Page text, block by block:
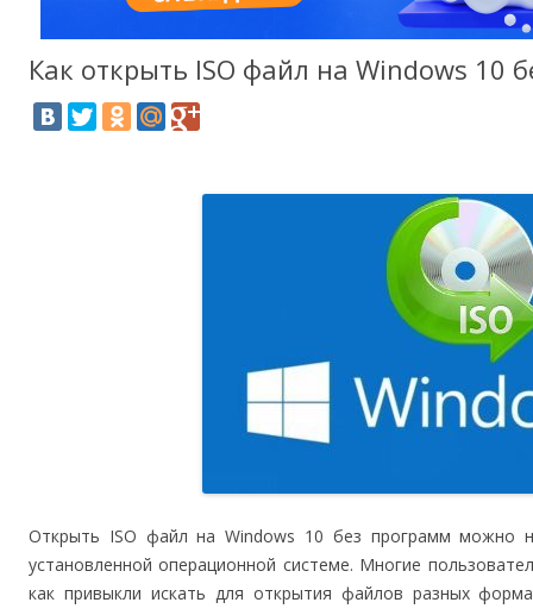
Как открыть ISO файл на Windows 10
Открыть ISO файл на Windows 10 без программ
установленной операционной системе. Многие
как привыкли искать для открытия файлов разных